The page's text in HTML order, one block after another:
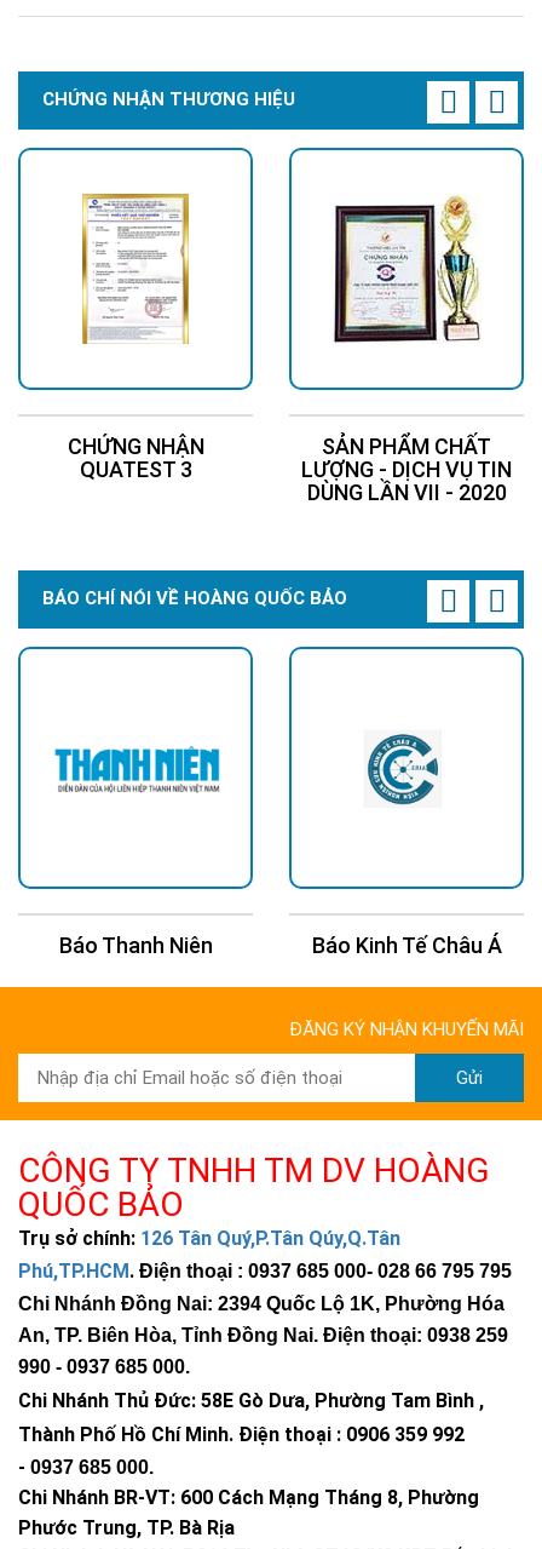
CHỨNG NHẬN THƯƠNG HIỆU
CHỨNG NHẬN
QUATEST 3
SẢN PHẨM CHẤT
LƯỢNG - DỊCH VỤ TIN
DÙNG LẦN VII - 2020
BÁO CHÍ NÓI VỀ HOÀNG QUỐC BẢO
Báo Thanh Niên Báo Kinh Tế Châu Á
ĐĂNG KÝ NHẬN KHUYẾN MÃI
Gửi
CÔNG TY TNHH TM DV HOÀNG
QUỐC BẢO
Trụ sở chính: 126 Tân Quý,P.Tân Qúy,Q.Tân
Phú,TP.HCM . Điện thoại : 0937 685 000- 028 66 795 795
Chi Nhánh Đồng Nai: 2394 Quốc Lộ 1K, Phường Hóa
An, TP. Biên Hòa, Tỉnh Đồng Nai. Điện thoại: 0938 259
990 - 0937 685 000.
Chi Nhánh Thủ Đức: 58E Gò Dưa, Phường Tam Bình ,
Thành Phố Hồ Chí Minh. Điện thoại : 0906 359 992
- 0937 685 000.
Chi Nhánh BR-VT: 600 Cách Mạng Tháng 8, Phường
Phước Trung, TP. Bà Rịa